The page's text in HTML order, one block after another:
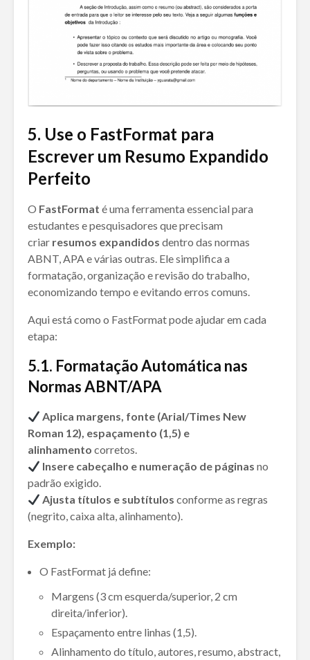
5. Use o FastFormat para
Escrever um Resumo Expandido
Perfeito
O FastFormat é uma ferramenta essencial para
estudantes e pesquisadores que precisam
criar resumos expandidos dentro das normas
ABNT, APA e várias outras. Ele simplifica a
formatação, organização e revisão do trabalho,
economizando tempo e evitando erros comuns.
Aqui está como o FastFormat pode ajudar em cada
etapa:
5.1. Formatação Automática nas
Normas ABNT/APA
Aplica margens, fonte (Arial/Times New
Roman 12), espaçamento (1,5) e
alinhamento corretos.
Insere cabeçalho e numeração de páginas no
padrão exigido.
Ajusta títulos e subtítulos conforme as regras
(negrito, caixa alta, alinhamento).
Exemplo:
O FastFormat já define:
Margens (3 cm esquerda/superior, 2 cm
direita/inferior).
Espaçamento entre linhas (1,5).
Alinhamento do título, autores, resumo, abstract,